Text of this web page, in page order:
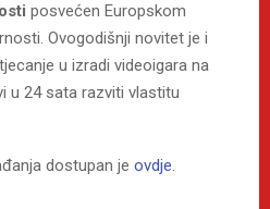
posvećen Europskom
Ovogodišnji novitet je i
u izradi videoigara na
u 24 sata razviti vlastitu
dostupan je ovdje.